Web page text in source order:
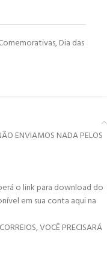
,Dia das
ENVIAMOS NADA PELOS
o link para download do
em sua conta aqui na
VOCÊ PRECISARÁ